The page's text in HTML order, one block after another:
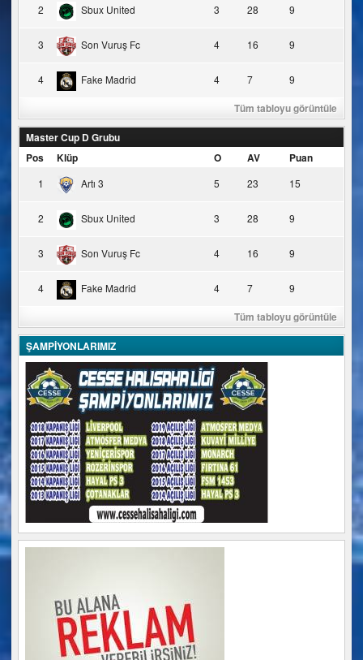
2 Sbux United 3 28 9
3 Son Vuruş Fc 4 16 9
4 Fake Madrid 4 7 9
Tüm tabloyu görüntüle
Master Cup D Grubu
Pos
Klüp O AV Puan
1 Artı 3 5 23 15
2 Sbux United 3 28 9
3 Son Vuruş Fc 4 16 9
4 Fake Madrid 4 7 9
Tüm tabloyu görüntüle
ŞAMPİYONLARIMIZ